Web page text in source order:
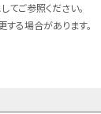
一部めっき(ジェット
てご参照ください。
る場合があります。